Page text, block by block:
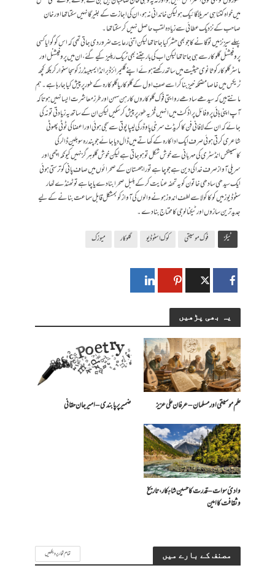
میں خواہ کتنا ہی سریلا گائیک ہو لیکن خاندانی نہ ہو، ان کی اجازت کے بغیر گا نہیں سکتا تھا اور خان
صاحب کے نزدیک عطائی سے زیادہ لقب حاصل نہیں کر سکتا تھا۔
پہلے سیزنز میں تو گانے کا جو بھی حشر کیا جاتا تھا لیکن اتنی رعایت ضرور دی جاتی تھی کہ اس کو گوایا کسی
پروفیشنل گلوکار سے ہی جاتا تھا لیکن اب کی بار جتنے بھی ٹریک ریلیز کیے گئے، ان میں پروفیشنل اور
ماسٹر گلوکار کو ثانوی حیثیت میں ساتھ رکھتے ہوئے اپنے گلیمرائزڈ برانڈ ایمبیسڈرز کو سجا سنوار کر بلکہ کچھ
ٹریکس میں خاصا مضحکہ خیز بنا کر اسے صفِ اول کے گلوکار یا گلو کارہ کے طور پر پیش کیا جا رہا ہے۔ ہم
مانتے ہیں کہ سیدھے سادھے روایتی فوک گلوکار وں کا رہن سہن اور طرز معاشرت ایسا نہیں ہوتا کہ
آپ اپنی ہائی پروفائل پراڈکٹ میں انہیں فخریہ طور پر پیش کرسکیں لیکن ان کے ساتھ یہ زیادتی تو نہ کی
جائے کہ ان کے لافانی فن کا کریڈٹ سرخی پاوڈر کی لیپا پوتی سے سجی ہوئی اور اعضا کی ٹوٹی پھوٹی
شاعری کرتی ہوئی صرف ایک اداکارہ کے کھاتے میں ڈال دیا جائے جو پندرہ سو بلین ڈالر کی
کاسمیٹکس انڈسٹری کی مہربانی سے خوش شکل تو ہو جاتی ہے لیکن خوش گلو ہرگز نہیں کیونکہ اچھی اور
سریلی آواز صرف خدا کی دین ہے جو چاہے تو راجھستان کے صحرائوں میں صاف پانی کو ترستی ہوئی
ایک سیدھی سادھی خاتو ن کو یہ تحفہ عنایت کر کے بلبل صحرا بنا دے یا چاہے تو ٹھنڈے ٹھار
سٹوڈیوز میں کوکا کولا سے لطف اندوز ہونے والوں کی آواز کو بمشکل قابل سماعت بنانے کے لیے
جدید ترین سازوں اور ٹیکنالوجی کا محتاج بنا دے۔
ٹیگز فوک موسیقی کوک اسٹوڈیو گلوکار میوزک
یہ بھی پڑھیں
علم موسیقی اور مسلمان – عرفان علی عزیز ضمیر پر پابندی – امیرجان حقانی
وادیٔ سوات – قدرت کا حسین شاہکار، تاریخ
و ثقافت کا امین
مصنف کے بارے میں تمام تحاریر دیکھیں